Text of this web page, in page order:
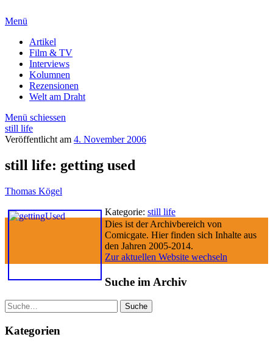
Menü
Artikel
Film & TV
Interviews
Kolumnen
Rezensionen
Welt am Draht
Menü schiessen
still life
Veröffentlicht am 4. November 2006
still life: getting used
Thomas Kögel
Kategorie: still life
Dies ist der Archivbereich von
Comicgate. Hier finden sich Inhalte aus
den Jahren 2005-2014.
Zur aktuellen Website wechseln
Suche im Archiv
Suche
Kategorien